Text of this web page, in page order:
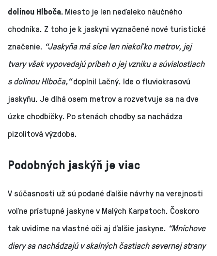
dolinou Hlboča. Miesto je len neďaleko náučného
chodníka. Z toho je k jaskyni vyznačené nové turistické
značenie. “Jaskyňa má síce len niekoľko metrov, jej
tvary však vypovedajú príbeh o jej vzniku a súvislostiach
s dolinou Hlboča,“doplnil Lačný. Ide o fluviokrasovú
jaskyňu. Je dlhá osem metrov a rozvetvuje sa na dve
úzke chodbičky. Po stenách chodby sa nachádza
pizolitová výzdoba.
Podobných jaskýň je viac
V súčasnosti už sú podané ďalšie návrhy na verejnosti
voľne prístupné jaskyne v Malých Karpatoch. Čoskoro
tak uvidíme na vlastné oči aj ďalšie jaskyne. “Mníchove
diery sa nachádzajú v skalných častiach severnej strany